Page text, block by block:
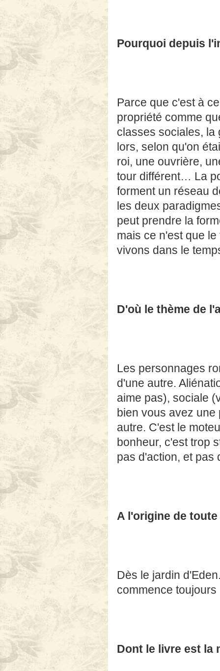
Pourquoi depuis
Parce que c'est à
propriété comme
classes sociales, la
lors, selon qu'on
roi, une ouvrière,
tour différent… La
forment un réseau
les deux
peut prendre la
mais ce n'est que
vivons dans le
D'où le thème de
Les personnages
d'une autre.
aime pas), sociale
bien vous avez
autre. C'est le
bonheur, c'est trop
pas d'action, et pas
A l'origine de
Dès le jardin
commence
Dont le livre est la